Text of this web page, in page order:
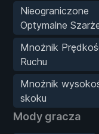
Nieograniczone
Optymalne
Mnożnik
Ruchu
Mnożnik
skoku
Mody gracza